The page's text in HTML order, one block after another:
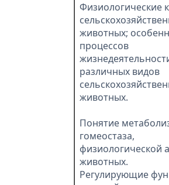
Физиологические
животных;
процессов
различных видов
животных.
Понятие
гомеостаза,
физиологической
животных.
Регулирующие